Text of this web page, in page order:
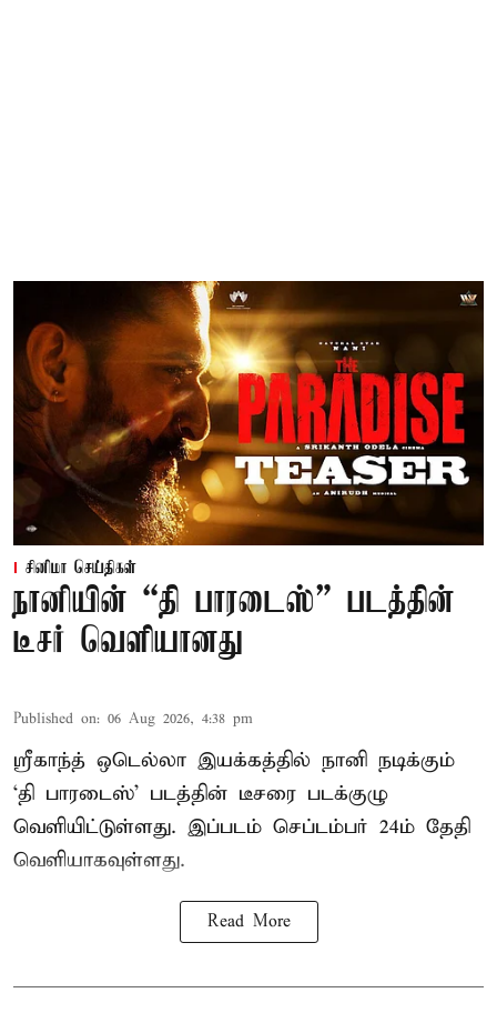
சினிமா செய்திகள்
நானியின் “தி பாரடைஸ்” படத்தின்
டீசர் வெளியானது
Published on: 06 Aug 2026, 4:38 pm
ஸ்ரீகாந்த் ஒடெல்லா இயக்கத்தில் நானி நடிக்கும்
‘தி பாரடைஸ்’ படத்தின் டீசரை படக்குழு
வெளியிட்டுள்ளது. இப்படம் செப்டம்பர் 24ம் தேதி
வெளியாகவுள்ளது.
Read More